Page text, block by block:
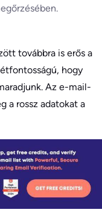
továbbra is erős a
hogy
Az e-mail-
a rossz adatokat a